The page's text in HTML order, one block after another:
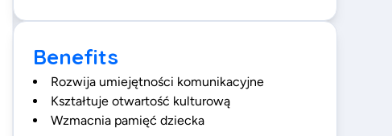
Benefits
Rozwija umiejętności komunikacyjne
Kształtuje otwartość kulturową
Wzmacnia pamięć dziecka